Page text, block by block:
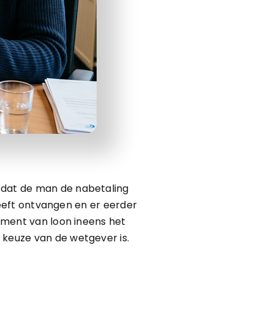
de man de nabetaling
ontvangen en er eerder
van loon ineens het
van de wetgever is.